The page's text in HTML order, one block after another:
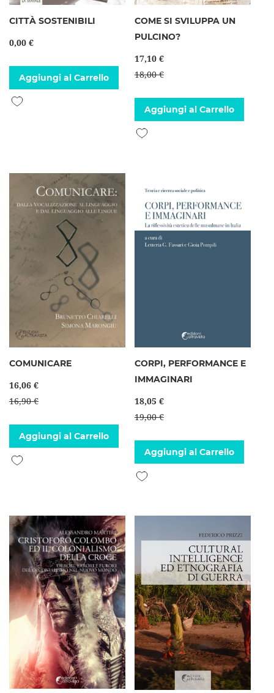
CITTÀ SOSTENIBILI
0,00 €
Aggiungi al Carrello
Aggiungi alla lista desideri
COME SI SVILUPPA UN
PULCINO?
17,10 €
18,00 €
Aggiungi al Carrello
Aggiungi alla lista desideri
COMUNICARE
16,06 €
16,90 €
Aggiungi al Carrello
Aggiungi alla lista desideri
CORPI, PERFORMANCE E
IMMAGINARI
18,05 €
19,00 €
Aggiungi al Carrello
Aggiungi alla lista desideri